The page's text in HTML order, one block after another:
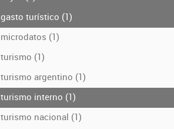
gasto turístico (1)
microdatos (1)
turismo (1)
turismo argentino (1)
turismo interno (1)
turismo nacional (1)